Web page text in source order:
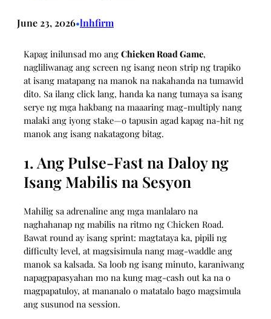
June 23, 2026•lnhfirm
Kapag inilunsad mo ang Chicken Road Game,
nagliliwanag ang screen ng isang neon strip ng trapiko
at isang matapang na manok na nakahanda na tumawid
dito. Sa ilang click lang, handa ka nang tumaya sa isang
serye ng mga hakbang na maaaring mag-multiply nang
malaki ang iyong stake—o tapusin agad kapag na-hit ng
manok ang isang nakatagong bitag.
1. Ang Pulse‑Fast na Daloy ng
Isang Mabilis na Sesyon
Mahilig sa adrenaline ang mga manlalaro na
naghahanap ng mabilis na ritmo ng Chicken Road.
Bawat round ay isang sprint: magtataya ka, pipili ng
difficulty level, at magsisimula nang mag-waddle ang
manok sa kalsada. Sa loob ng isang minuto, karaniwang
napagpapasyahan mo na kung mag-cash out ka na o
magpapatuloy, at mananalo o matatalo bago magsimula
ang susunod na session.